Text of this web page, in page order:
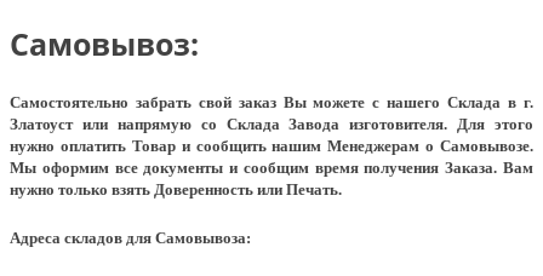
Самовывоз:
Самостоятельно забрать свой заказ Вы можете с нашего Склада в г.
Златоуст или напрямую со Склада Завода изготовителя. Для этого
нужно оплатить Товар и сообщить нашим Менеджерам о Самовывозе.
Мы оформим все документы и сообщим время получения Заказа. Вам
нужно только взять Доверенность или Печать.
Адреса складов для Самовывоза: